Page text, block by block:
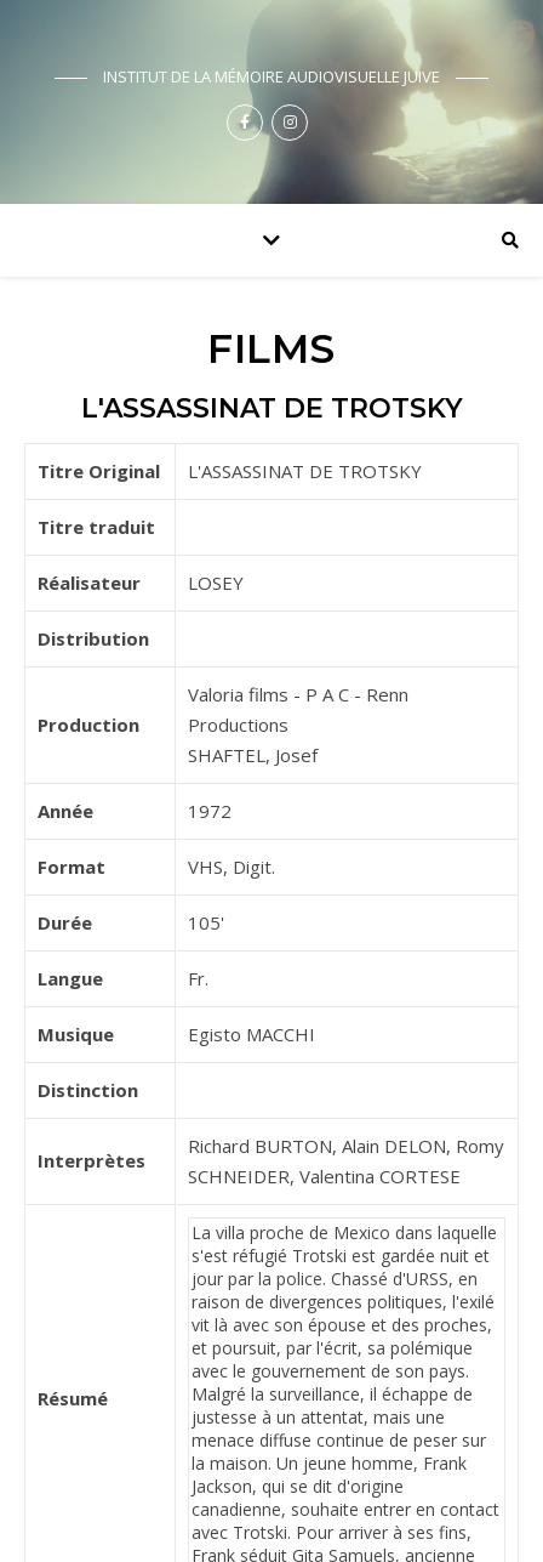
INSTITUT DE LA MÉMOIRE AUDIOVISUELLE JUIVE
FILMS
L'ASSASSINAT DE TROTSKY
Titre Original L'ASSASSINAT DE TROTSKY
Titre traduit
Réalisateur LOSEY
Distribution
Production
Valoria films - P A C - Renn
Productions
SHAFTEL, Josef
Année 1972
Format VHS, Digit.
Durée 105'
Langue Fr.
Musique Egisto MACCHI
Distinction
Interprètes
Richard BURTON, Alain DELON, Romy
SCHNEIDER, Valentina CORTESE
Résumé